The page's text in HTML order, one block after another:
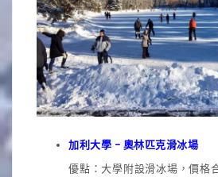
加利大學 – 奧林匹克滑冰場
優點：大學附設滑冰場，價格